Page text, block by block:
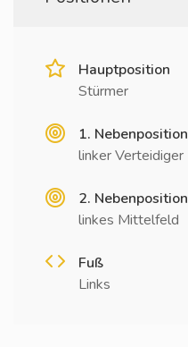
Hauptposition
Stürmer
1. Nebenposition
linker Verteidiger
2. Nebenposition
linkes Mittelfeld
Fuß
Links